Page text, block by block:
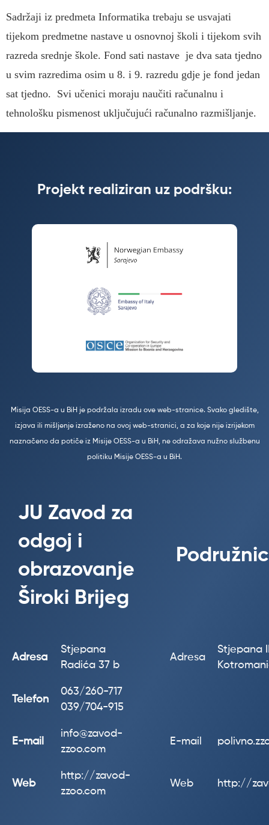
Sadržaji iz predmeta Informatika trebaju se usvajati
tijekom predmetne nastave u osnovnoj školi i tijekom svih
razreda srednje škole. Fond sati nastave je dva sata tjedno
u svim razredima osim u 8. i 9. razredu gdje je fond jedan
sat tjedno. Svi učenici moraju naučiti računalnu i
tehnološku pismenost uključujući računalno razmišljanje.
Projekt realiziran uz podršku:
Misija OESS-a u BiH je podržala izradu ove web-stranice. Svako gledište,
izjava ili mišljenje izraženo na ovoj web-stranici, a za koje nije izrijekom
naznačeno da potiče iz Misije OESS-a u BiH, ne odražava nužno službenu
politiku Misije OESS-a u BiH.
JU Zavod za
odgoj i
obrazovanje
Široki Brijeg
Adresa
Stjepana
Radića 37 b
Adresa
Stjepana
Telefon
063/260-717
039/704-915
E-mail
info@zavod-
zzoo.com
E-mail
Web
http://zavod-
zzoo.com
Web http://